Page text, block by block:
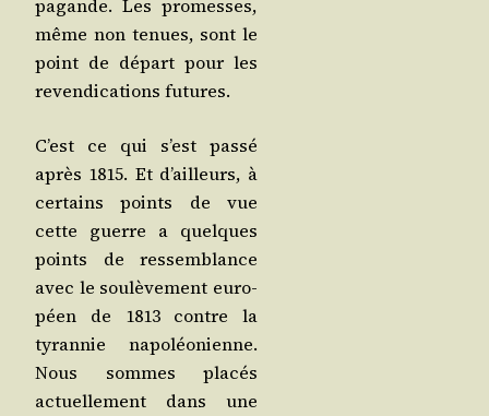
pa­gande. Les pro­messes,
même non tenues, sont le
point de départ pour les
reven­di­ca­tions futures.
C’est ce qui s’est pas­sé
après 1815. Et d’ailleurs, à
cer­tains points de vue
cette guerre a quelques
points de res­sem­blance
avec le sou­lè­ve­ment euro­
péen de 1813 contre la
tyran­nie napo­léo­nienne.
Nous sommes pla­cés
actuel­le­ment dans une